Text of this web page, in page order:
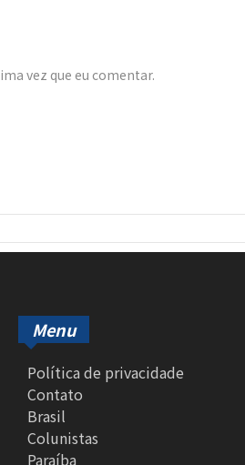
vez que eu comentar.
Menu
Política de privacidade
Contato
Brasil
Colunistas
Paraíba